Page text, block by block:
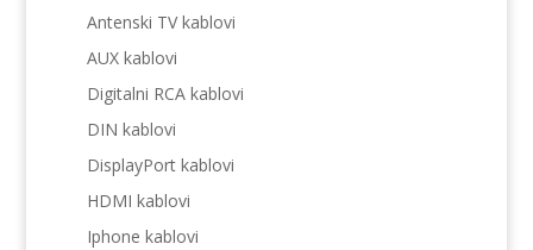
Antenski TV kablovi
AUX kablovi
Digitalni RCA kablovi
DIN kablovi
DisplayPort kablovi
HDMI kablovi
Iphone kablovi